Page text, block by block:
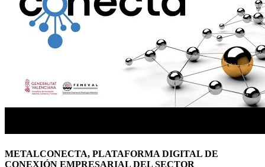
METALCONECTA, PLATAFORMA DIGITAL DE
CONEXIÓN EMPRESARIAL DEL SECTOR